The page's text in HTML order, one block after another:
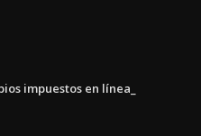
impuestos en línea_